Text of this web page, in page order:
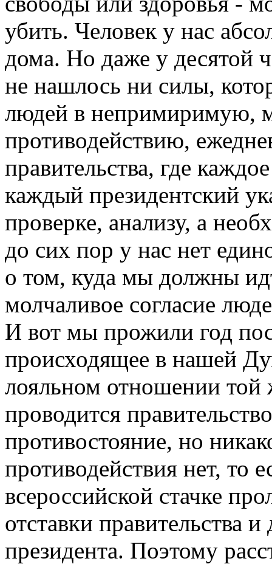
убить. Человек у нас
дома. Но даже у десятой
не нашлось ни силы,
людей в непримиримую,
противодействию,
правительства, где
каждый президентский
проверке, анализу, а
до сих пор у нас нет
о том, куда мы должны
молчаливое согласие
И вот мы прожили год
происходящее в нашей
лояльном отношении
проводится
противостояние, но
противодействия нет, то
всероссийской стачке
отставки правительства
президента. Поэтому